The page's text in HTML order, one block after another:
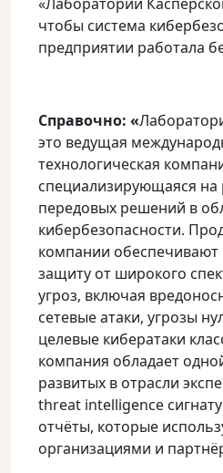
чтобы система
предприятии работала
Справочно: «
это ведущая
технологическая
специализирующаяся на
передовых решений в
кибербезопасности.
компании
защиту от широкого
угроз, включая
сетевые атаки, угрозы
целевые кибератаки
компания обладает
развитых в отрасли
threat intelligence
отчёты, которые
организациями и